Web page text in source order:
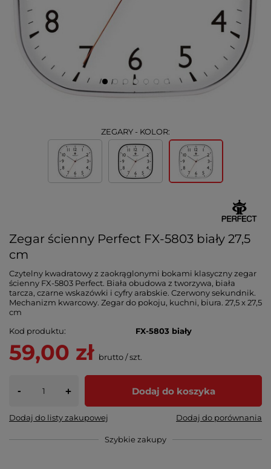
ZEGARY - KOLOR:
Zegar ścienny Perfect FX-5803 biały 27,5
cm
Czytelny kwadratowy z zaokrąglonymi bokami klasyczny zegar
ścienny FX-5803 Perfect. Biała obudowa z tworzywa, biała
tarcza, czarne wskazówki i cyfry arabskie. Czerwony sekundnik.
Mechanizm kwarcowy. Zegar do pokoju, kuchni, biura. 27,5 x 27,5
cm
Kod produktu
FX-5803 biały
59,00 zł brutto/szt.
- + Dodaj do koszyka
Dodaj do listy zakupowej Dodaj do porównania
Szybkie zakupy